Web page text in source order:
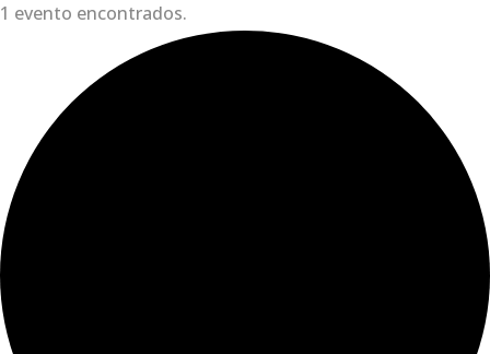
1 evento encontrados.